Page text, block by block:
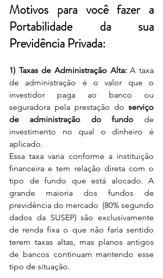
Motivos para você fazer a
Portabilidade da sua
Previdência Privada:
1) Taxas de Administração Alta: A taxa
de administração é o valor que o
investidor paga ao banco ou
seguradora pela prestação do serviço
de administração do fundo de
investimento no qual o dinheiro é
aplicado.
Essa taxa varia conforme a instituição
financeira e tem relação direta com o
tipo de fundo que está alocado. A
grande maioria dos fundos de
previdência do mercado  (80% segundo
dados da SUSEP) são exclusivamente
de renda fixa o que não faria sentido
terem taxas altas, mas planos antigos
de bancos continuam mantendo esse
tipo de situação.